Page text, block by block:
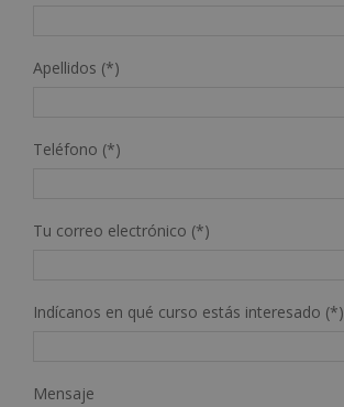
Apellidos (*)
Teléfono (*)
Tu correo electrónico (*)
Indícanos en qué curso estás interesado (*)
Mensaje